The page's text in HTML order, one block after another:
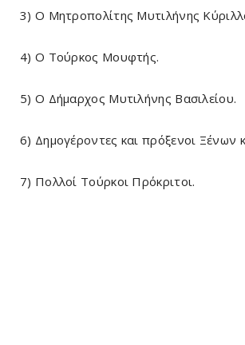
3) Ο Μητροπολίτης Μυτιλήνης
4) Ο Τούρκος Μουφτής.
5) Ο Δήμαρχος Μυτιλήνης Βασιλείου.
6) Δημογέροντες και πρόξενοι Ξένων
7) Πολλοί Τούρκοι Πρόκριτοι.